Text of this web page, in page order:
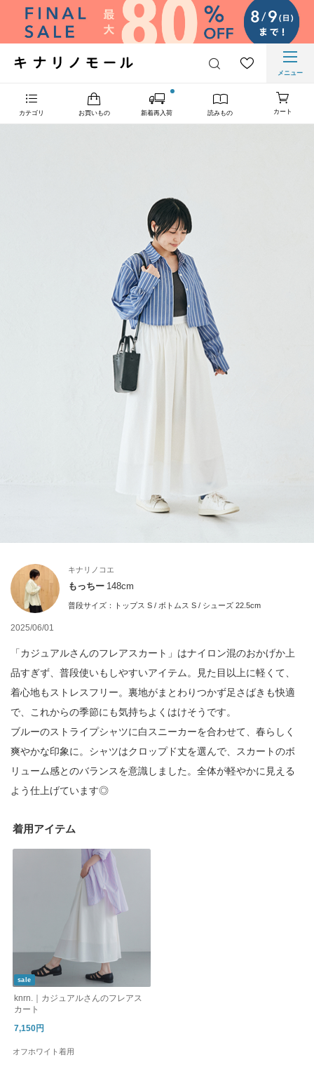
メニュー
カテゴリ お買いもの 新着再入荷 読みもの カート
キナリノコエ
もっちー 148cm
普段サイズ： トップス S / ボトムス S / シューズ 22.5cm
2025/06/01
「カジュアルさんのフレアスカート」はナイロン混のおかげか上
品すぎず、普段使いもしやすいアイテム。見た目以上に軽くて、
着心地もストレスフリー。裏地がまとわりつかず足さばきも快適
で、これからの季節にも気持ちよくはけそうです。
ブルーのストライプシャツに白スニーカーを合わせて、春らしく
爽やかな印象に。シャツはクロップド丈を選んで、スカートのボ
リューム感とのバランスを意識しました。全体が軽やかに見える
よう仕上げています◎
着用アイテム
sale
knrn.｜カジュアルさんのフレアス
カート
7,150円
オフホワイト着用